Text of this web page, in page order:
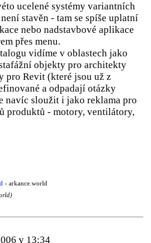
ucelené systémy variantních
stavěn - tam se spíše uplatní
nebo nadstavbové aplikace
přes menu.
vidíme v oblastech jako
objekty pro architekty
pro Revit (které jsou už z
a odpadají otázky
navíc sloužit i jako reklama pro
produktů - motory, ventilátory,
- arkance.world
v 13:34